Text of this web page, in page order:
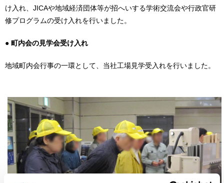
け入れ、JICAや地域経済団体等が招へいする学術交流会や行政官研
修プログラムの受け入れを行いました。
● 町内会の見学会受け入れ
地域町内会行事の一環として、当社工場見学受入れを行いました。